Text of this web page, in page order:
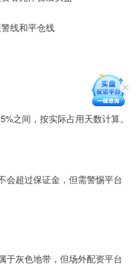
线和平仓线
之间，按实际占用天数计算。
会超过保证金，但需警惕平台
于灰色地带，但场外配资平台